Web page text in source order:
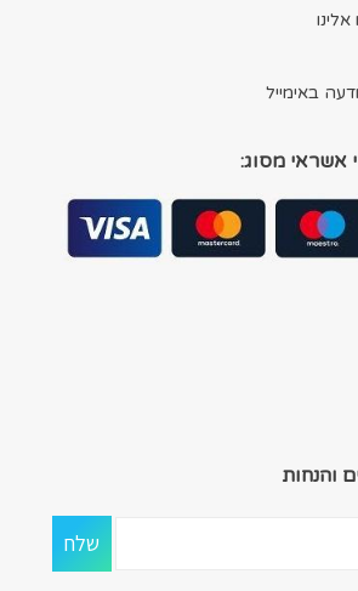
באימייל
אשראי מסוג:
והנחות